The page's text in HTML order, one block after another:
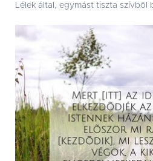
Lélek által, egymást tiszta szívbõl